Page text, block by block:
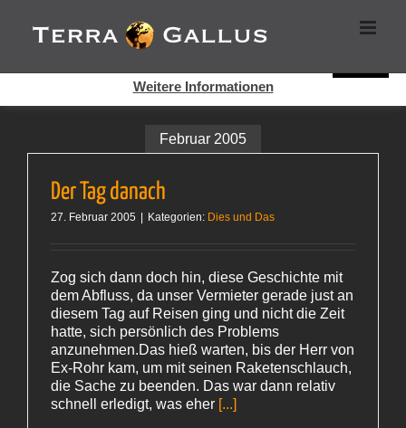
Inhalt
springen
Februar 2005
Der Tag danach
27. Februar 2005 Kategorien: Dies und Das
Zog sich dann doch hin, diese Geschichte mit
dem Abfluss, da unser Vermieter gerade just an
diesem Tag auf Reisen ging und nicht die Zeit
hatte, sich persönlich des Problems
anzunehmen.Das hieß warten, bis der Herr von
Ex-Rohr kam, um mit seinen Raketenschlauch,
die Sache zu beenden. Das war dann relativ
schnell erledigt, was eher [...]
Cookies helfen auf auf dieser Seite bei der Bereitstellung der
Dienste. Durch die Nutzung dieser Webseite erklären Sie sich
Weitere Informationen